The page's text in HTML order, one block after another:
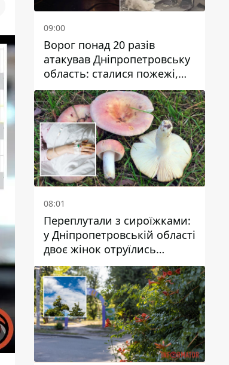
09:00
Ворог понад 20 разів
атакував Дніпропетровську
область: сталися пожежі,
постраждали будинки,
інфраструктура та авто
08:01
Переплутали з сироїжками:
у Дніпропетровській області
двоє жінок отруїлись
грибами